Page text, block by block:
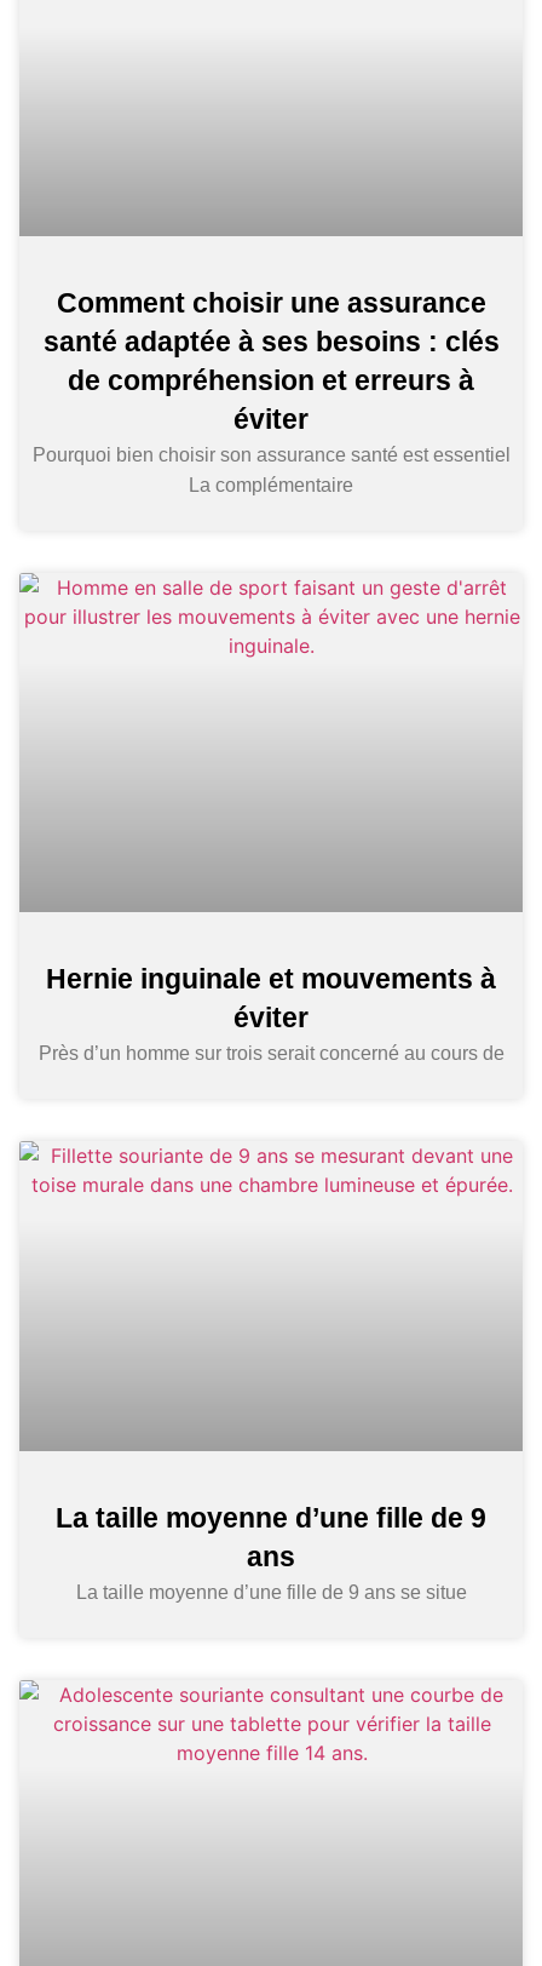
Comment choisir une assurance
santé adaptée à ses besoins : clés
de compréhension et erreurs à
éviter
Pourquoi bien choisir son assurance santé est essentiel
La complémentaire
Hernie inguinale et mouvements à
éviter
Près d’un homme sur trois serait concerné au cours de
La taille moyenne d’une fille de 9
ans
La taille moyenne d’une fille de 9 ans se situe